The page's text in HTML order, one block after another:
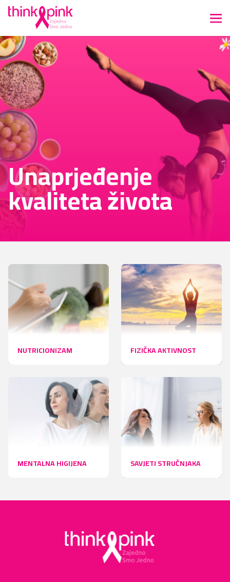
Unaprjeđenje
kvaliteta života
NUTRICIONIZAM FIZIČKA AKTIVNOST
MENTALNA HIGIJENA SAVJETI STRUČNJAKA